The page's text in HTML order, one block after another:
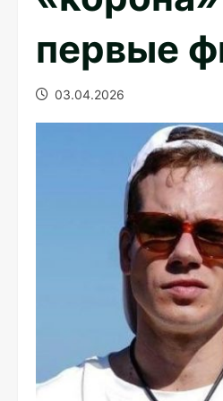
первые
03.04.2026